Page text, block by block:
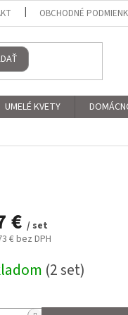
OBCHODNÉ
UMELÉ KVETY
€ / set
€ bez DPH
(2 set)